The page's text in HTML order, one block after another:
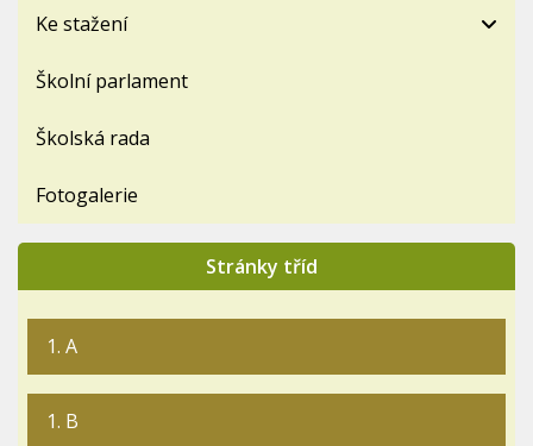
Ke stažení
Školní parlament
Školská rada
Fotogalerie
Stránky tříd
1. A
1. B